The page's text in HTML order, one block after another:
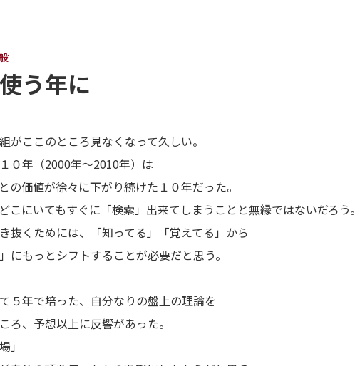
う年に
がここのところ見なくなって久しい。
０年（2000年～2010年）は
の価値が徐々に下がり続けた１０年だった。
こにいてもすぐに「検索」出来てしまうことと無縁ではないだろう。
抜くためには、「知ってる」「覚えてる」から
にもっとシフトすることが必要だと思う。
５年で培った、自分なりの盤上の理論を
ろ、予想以上に反響があった。
」